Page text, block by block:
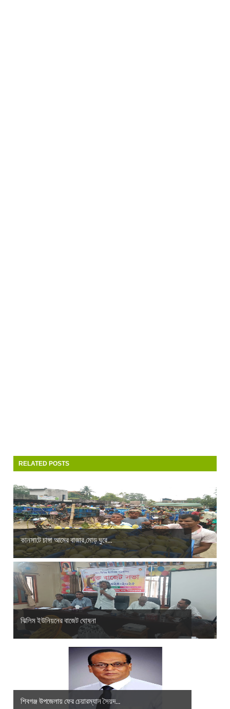
RELATED POSTS
কানসাটে চাঙ্গা আমের বাজার,মোড় ঘুরে...
ঝিলিম ইউনিয়নের বাজেট ঘোষনা
শিবগঞ্জ উপজেলায় ফের চেয়ারম্যান সৈয়দ...